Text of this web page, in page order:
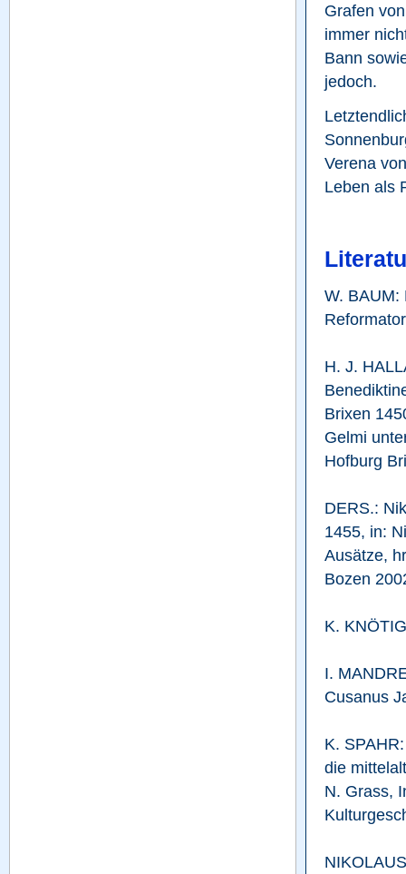
Grafen
immer
Bann
jedoch.
Verena
Leben als
W. BAUM:
H. J.
Brixen
Gelmi
Hofburg
DERS.:
1455, in:
Ausätze,
Bozen
K.
I.
Cusanus
K.
die
N. Grass,